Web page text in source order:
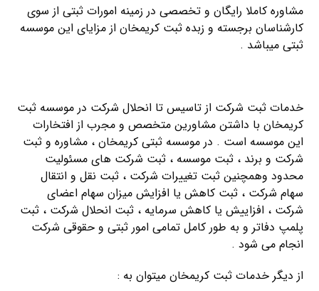
مشاوره کاملا رایگان و تخصصی در زمینه امورات ثبتی از سوی
کارشناسان برجسته و زبده ثبت کریمخان از مزایای این موسسه
ثبتی میباشد .
خدمات ثبت شرکت از تاسیس تا انحلال شرکت در موسسه ثبت
کریمخان با داشتن مشاورین متخصص و مجرب از افتخارات
این موسسه است . در موسسه ثبتی کریمخان ، مشاوره و ثبت
شرکت و برند ، ثبت موسسه ، ثبت شرکت های مسئولیت
محدود وهمچنین ثبت تغییرات شرکت ، ثبت نقل و انتقال
سهام شرکت ، ثبت کاهش یا افزایش میزان سهام اعضای
شرکت ، افزاییش یا کاهش سرمایه ، ثبت انحلال شرکت ، ثبت
پلمپ دفاتر و به طور کامل تمامی امور ثبتی و حقوقی شرکت
انجام می شود .
از دیگر خدمات ثبت کریمخان میتوان به :